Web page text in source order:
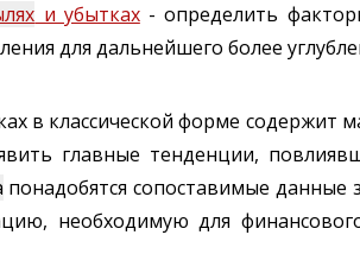
и убытках- определить
для дальнейшего более
в классической форме содержит
главные тенденции,
понадобятся сопоставимые
необходимую для